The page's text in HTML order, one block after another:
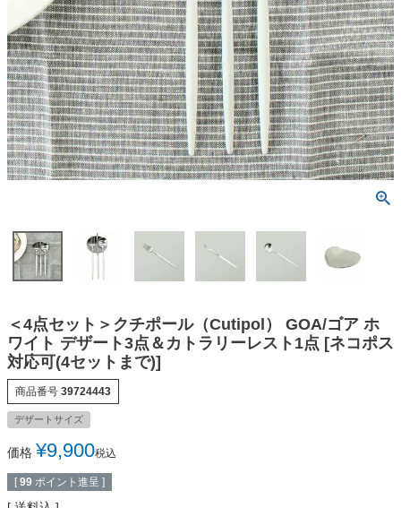
＜4点セット＞クチポール（Cutipol） GOA/ゴア ホ
ワイト デザート3点＆カトラリーレスト1点 [ネコポス
対応可(4セットまで)]
商品番号 39724443
デザートサイズ
価格 ¥9,900税込
[ 99 ポイント進呈 ]